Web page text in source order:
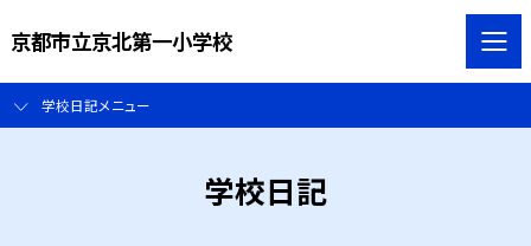
京都市立京北第一小学校
学校日記メニュー
学校日記